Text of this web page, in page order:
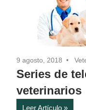
9 agosto, 2018
Series de
veterinarios
Leer Artículo